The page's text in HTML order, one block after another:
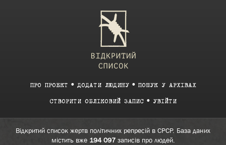
ПРО ПРОЕКТ ДОДАТИ ЛЮДИНУ ПОШУК У АРХІВАХ
СТВОРИТИ ОБЛІКОВИЙ ЗАПИС УВІЙТИ
Відкритий список жертв політичних репресій в СРСР. База даних
містить вже 194 097записів про людей.